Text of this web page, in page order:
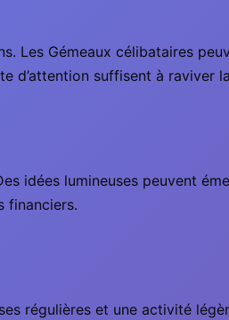
Les Gémeaux célibataires
d’attention suffisent à raviver
idées lumineuses peuvent
financiers.
régulières et une activité